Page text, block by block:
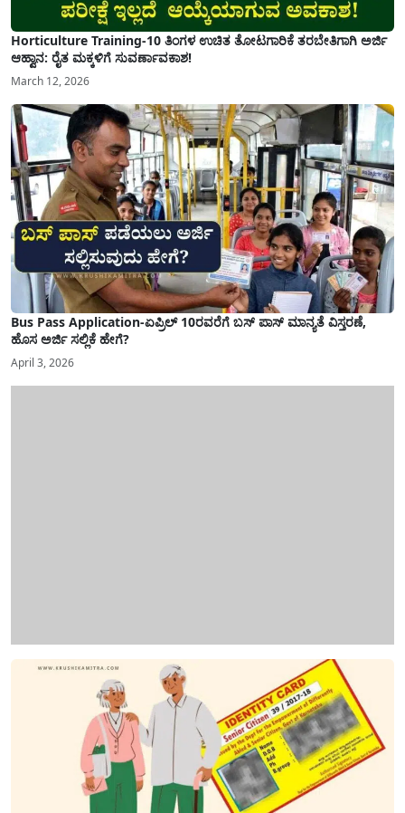
Horticulture Training-10 ತಿಂಗಳ ಉಚಿತ ತೋಟಗಾರಿಕೆ ತರಬೇತಿಗಾಗಿ ಅರ್ಜಿ
ಆಹ್ವಾನ: ರೈತ ಮಕ್ಕಳಿಗೆ ಸುವರ್ಣಾವಕಾಶ!
March 12, 2026
Bus Pass Application-ಏಪ್ರಿಲ್ 10ರವರೆಗೆ ಬಸ್ ಪಾಸ್ ಮಾನ್ಯತೆ ವಿಸ್ತರಣೆ,
ಹೊಸ ಅರ್ಜಿ ಸಲ್ಲಿಕೆ ಹೇಗೆ?
April 3, 2026